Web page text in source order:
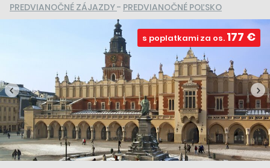
PREDVIANOČNÉ ZÁJAZDY- PREDVIANOČNÉ POĽSKO
s poplatkami za os. 177 €